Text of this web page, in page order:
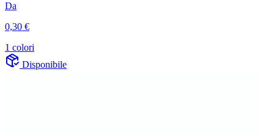
Da
0,30 €
1 colori
Disponibile